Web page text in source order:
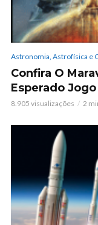
Astronomia, Astrofísica e
Confira O
Esperado
8.905 visualizações 2